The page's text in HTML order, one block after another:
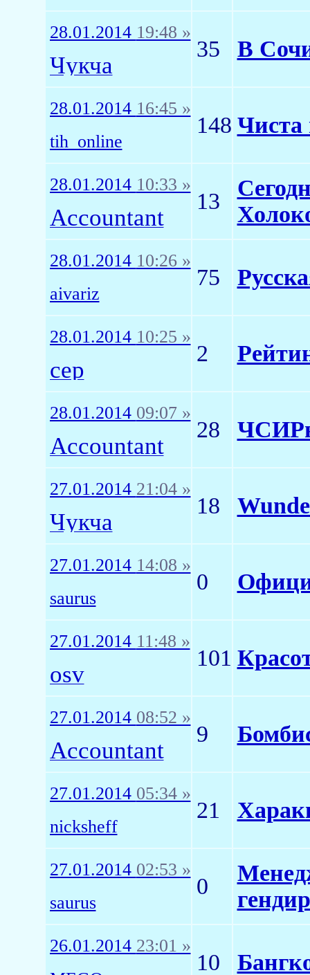
28.01.2014 19:48 »
Чукча
35 В
28.01.2014 16:45 »
tih_online
148 Чиста
28.01.2014 10:33 »
Accountant
13
28.01.2014 10:26 »
aivariz
75
28.01.2014 10:25 »
cер
2
28.01.2014 09:07 »
Accountant
28
27.01.2014 21:04 »
Чукча
18
27.01.2014 14:08 »
saurus
0
27.01.2014 11:48 »
osv
101
27.01.2014 08:52 »
Accountant
9
27.01.2014 05:34 »
nicksheff
21
27.01.2014 02:53 »
saurus
0
26.01.2014 23:01 »
10